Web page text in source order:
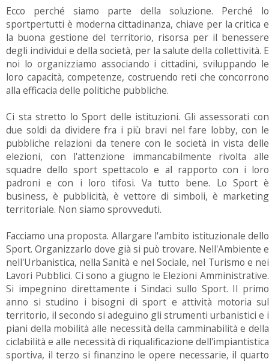
Ecco perché siamo parte della soluzione. Perché lo
sportpertutti è moderna cittadinanza, chiave per la critica e
la buona gestione del territorio, risorsa per il benessere
degli individui e della società, per la salute della collettività. E
noi lo organizziamo associando i cittadini, sviluppando le
loro capacità, competenze, costruendo reti che concorrono
alla efficacia delle politiche pubbliche.
Ci sta stretto lo Sport delle istituzioni. Gli assessorati con
due soldi da dividere fra i più bravi nel fare lobby, con le
pubbliche relazioni da tenere con le società in vista delle
elezioni, con l'attenzione immancabilmente rivolta alle
squadre dello sport spettacolo e al rapporto con i loro
padroni e con i loro tifosi. Va tutto bene. Lo Sport è
business, è pubblicità, è vettore di simboli, è marketing
territoriale. Non siamo sprovveduti.
Facciamo una proposta. Allargare l'ambito istituzionale dello
Sport. Organizzarlo dove già si può trovare. Nell'Ambiente e
nell'Urbanistica, nella Sanità e nel Sociale, nel Turismo e nei
Lavori Pubblici. Ci sono a giugno le Elezioni Amministrative.
Si impegnino direttamente i Sindaci sullo Sport. Il primo
anno si studino i bisogni di sport e attività motoria sul
territorio, il secondo si adeguino gli strumenti urbanistici e i
piani della mobilità alle necessità della camminabilità e della
ciclabilità e alle necessità di riqualificazione dell'impiantistica
sportiva, il terzo si finanzino le opere necessarie, il quarto